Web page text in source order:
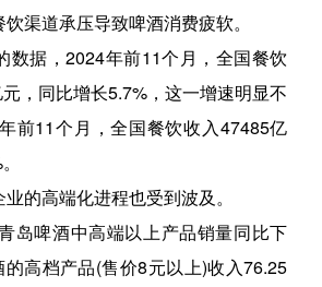
渠道承压导致啤酒消费疲软。
数据，2024年前11个月，全国餐饮
，同比增长5.7%，这一增速明显不
前11个月，全国餐饮收入47485亿
的高端化进程也受到波及。
岛啤酒中高端以上产品销量同比下
高档产品(售价8元以上)收入76.25